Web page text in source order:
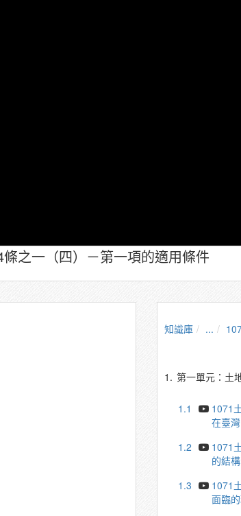
之一（四）－第一項的適用條件
知識庫 ...
1. 第一單元：土
1.1
1071
在臺
1.2
1071
的結
1.3
1071
面臨